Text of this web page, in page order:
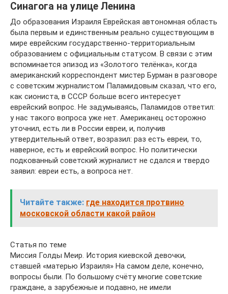
Синагога на улице Ленина
До образования Израиля Еврейская автономная область
была первым и единственным реально существующим в
мире еврейским государственно-территориальным
образованием с официальным статусом. В связи с этим
вспоминается эпизод из «Золотого телёнка», когда
американский корреспондент мистер Бурман в разговоре
с советским журналистом Паламидовым сказал, что его,
как сиониста, в СССР больше всего интересует
еврейский вопрос. Не задумываясь, Паламидов ответил:
у нас такого вопроса уже нет. Американец осторожно
уточнил, есть ли в России евреи, и, получив
утвердительный ответ, возразил: раз есть евреи, то,
наверное, есть и еврейский вопрос. Но политически
подкованный советский журналист не сдался и твердо
заявил: евреи есть, а вопроса нет.
Читайте также: где находится протвино
московской области какой район
Статья по теме
Миссия Голды Меир. История киевской девочки,
ставшей «матерью Израиля» На самом деле, конечно,
вопросы были. По большому счёту многие советские
граждане, а зарубежные и подавно, не имели